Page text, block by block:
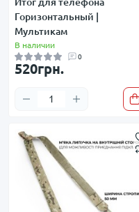
Горизонтальный |
Мультикам
В наличии
0
520грн.